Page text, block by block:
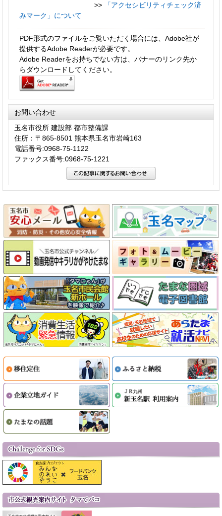
>>
「アクセシビリティチェック済
みマーク」について
PDF形式のファイルをご覧いただく場合には、Adobe社が
提供するAdobe Readerが必要です。
Adobe Readerをお持ちでない方は、バナーのリンク先か
らダウンロードしてください。
お問い合わせ
玉名市役所 建設部 都市整備課
住所：〒865-8501 熊本県玉名市岩崎163
電話番号:0968-75-1122
ファックス番号:0968-75-1221